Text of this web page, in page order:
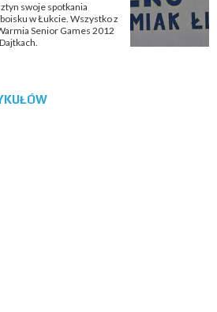
swoje spotkania
w Łukcie. Wszystko z
Senior Games 2012